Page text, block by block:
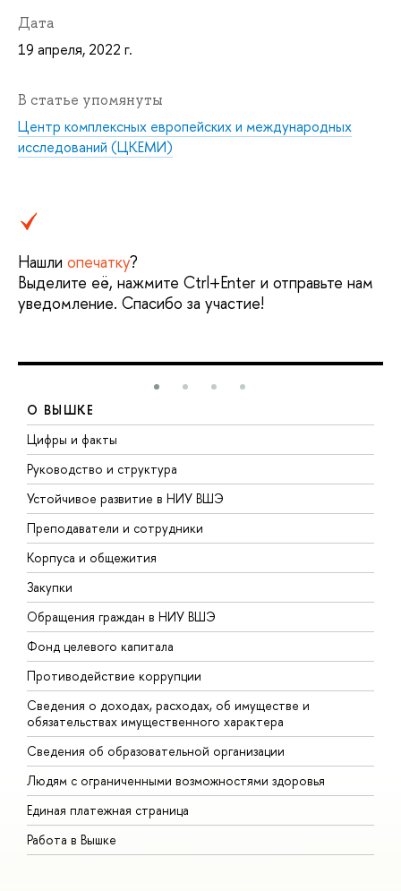
Дата
19 апреля, 2022 г.
В статье упомянуты
Центр комплексных европейских и международных
исследований (ЦКЕМИ)
Нашли опечатку?
Выделите её, нажмите Ctrl+Enter и отправьте нам
уведомление. Спасибо за участие!
О ВЫШКЕ
Цифры и факты
Руководство и структура
Устойчивое развитие в НИУ ВШЭ
Преподаватели и сотрудники
Корпуса и общежития
Закупки
Обращения граждан в НИУ ВШЭ
Фонд целевого капитала
Противодействие коррупции
Сведения о доходах, расходах, об имуществе и
обязательствах имущественного характера
Сведения об образовательной организации
Людям с ограниченными возможностями здоровья
Единая платежная страница
Работа в Вышке